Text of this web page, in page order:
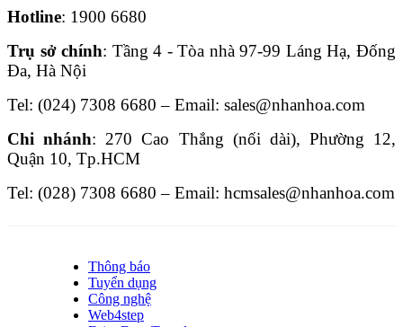
Hotline: 1900 6680
Trụ sở chính: Tầng 4 - Tòa nhà 97-99 Láng Hạ, Đống
Đa, Hà Nội
Tel: (024) 7308 6680 – Email: sales@nhanhoa.com
Chi nhánh: 270 Cao Thắng (nối dài), Phường 12,
Quận 10, Tp.HCM
Tel: (028) 7308 6680 – Email: hcmsales@nhanhoa.com
Thông báo
Tuyển dụng
Công nghệ
Web4step